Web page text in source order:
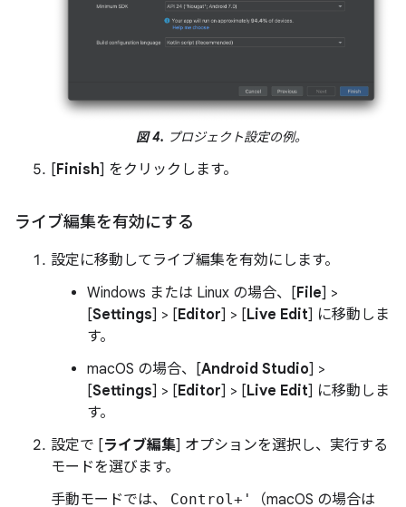
図 4. プロジェクト設定の例。
[Finish] をクリックします。
ライブ編集を有効にする
設定に移動してライブ編集を有効にします。
Windows または Linux の場合、[File] >
[Settings] > [Editor] > [Live Edit] に移動しま
す。
macOS の場合、[Android Studio] >
[Settings] > [Editor] > [Live Edit] に移動しま
す。
設定で [ライブ編集] オプションを選択し、実行する
モードを選びます。
手動モードでは、 Control+' （macOS の場合は